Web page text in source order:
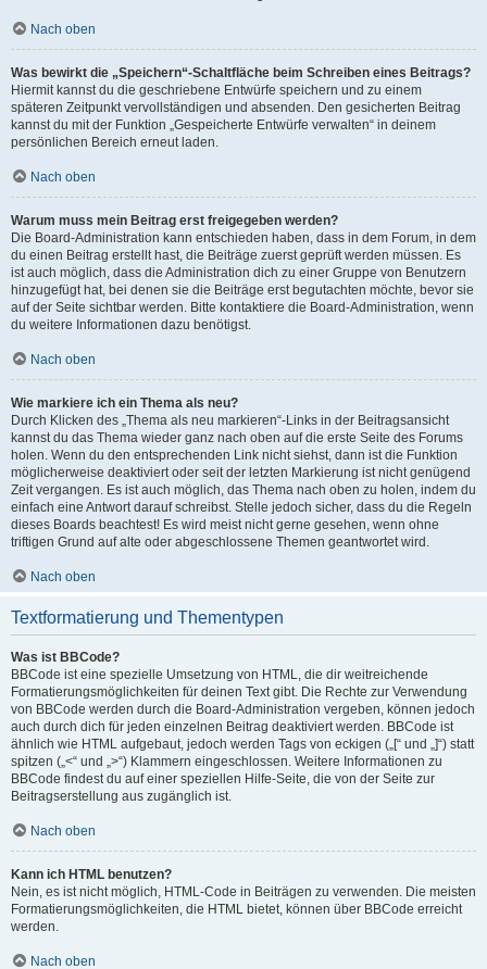
Nach oben
Was bewirkt die „Speichern“-Schaltfläche beim Schreiben eines Beitrags?
Hiermit kannst du die geschriebene Entwürfe speichern und zu einem
späteren Zeitpunkt vervollständigen und absenden. Den gesicherten Beitrag
kannst du mit der Funktion „Gespeicherte Entwürfe verwalten“ in deinem
persönlichen Bereich erneut laden.
Nach oben
Warum muss mein Beitrag erst freigegeben werden?
Die Board-Administration kann entschieden haben, dass in dem Forum, in dem
du einen Beitrag erstellt hast, die Beiträge zuerst geprüft werden müssen. Es
ist auch möglich, dass die Administration dich zu einer Gruppe von Benutzern
hinzugefügt hat, bei denen sie die Beiträge erst begutachten möchte, bevor sie
auf der Seite sichtbar werden. Bitte kontaktiere die Board-Administration, wenn
du weitere Informationen dazu benötigst.
Nach oben
Wie markiere ich ein Thema als neu?
Durch Klicken des „Thema als neu markieren“-Links in der Beitragsansicht
kannst du das Thema wieder ganz nach oben auf die erste Seite des Forums
holen. Wenn du den entsprechenden Link nicht siehst, dann ist die Funktion
möglicherweise deaktiviert oder seit der letzten Markierung ist nicht genügend
Zeit vergangen. Es ist auch möglich, das Thema nach oben zu holen, indem du
einfach eine Antwort darauf schreibst. Stelle jedoch sicher, dass du die Regeln
dieses Boards beachtest! Es wird meist nicht gerne gesehen, wenn ohne
triftigen Grund auf alte oder abgeschlossene Themen geantwortet wird.
Nach oben
Textformatierung und Thementypen
Was ist BBCode?
BBCode ist eine spezielle Umsetzung von HTML, die dir weitreichende
Formatierungsmöglichkeiten für deinen Text gibt. Die Rechte zur Verwendung
von BBCode werden durch die Board-Administration vergeben, können jedoch
auch durch dich für jeden einzelnen Beitrag deaktiviert werden. BBCode ist
ähnlich wie HTML aufgebaut, jedoch werden Tags von eckigen („[“ und „]“) statt
spitzen („<“ und „>“) Klammern eingeschlossen. Weitere Informationen zu
BBCode findest du auf einer speziellen Hilfe-Seite, die von der Seite zur
Beitragserstellung aus zugänglich ist.
Nach oben
Kann ich HTML benutzen?
Nein, es ist nicht möglich, HTML-Code in Beiträgen zu verwenden. Die meisten
Formatierungsmöglichkeiten, die HTML bietet, können über BBCode erreicht
werden.
Nach oben